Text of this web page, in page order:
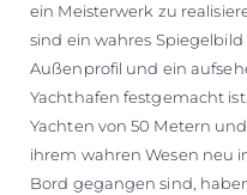
ein Meisterwerk zu
sind ein wahres
Außenprofil und ein
Yachthafen festgemacht
Yachten von 50 Metern
ihrem wahren Wesen neu
Bord gegangen sind,